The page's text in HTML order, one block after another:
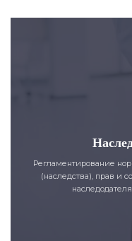
Регламентирование
(наследства), прав и